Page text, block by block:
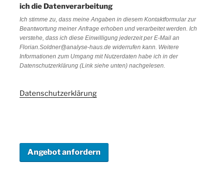
ich die Datenverarbeitung
Ich stimme zu, dass meine Angaben in diesem Kontaktformular zur
Beantwortung meiner Anfrage erhoben und verarbeitet werden. Ich
verstehe, dass ich diese Einwilligung jederzeit per E-Mail an
Florian.Soldner@analyse-haus.de widerrufen kann. Weitere
Informationen zum Umgang mit Nutzerdaten habe ich in der
Datenschutzerklärung (Link siehe unten) nachgelesen.
Datenschutzerklärung